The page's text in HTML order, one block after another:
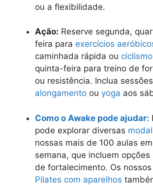
ou a flexibilidade.
Ação: Reserve segunda,
feira para exercícios
caminhada rápida ou ciclismo
quinta-feira para treino de
ou resistência. Inclua
alongamento ou yoga aos
Como o Awake pode ajudar:
pode explorar diversas
nossas mais de 100 aulas
semana, que incluem opções
de fortalecimento. Os
Pilates com aparelhos